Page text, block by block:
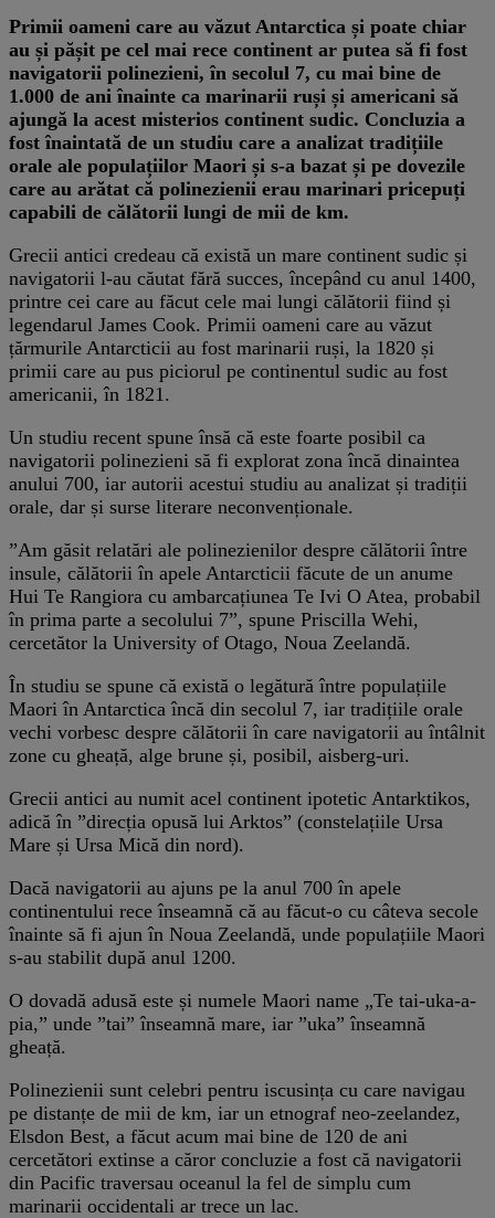
​Primii oameni care au văzut Antarctica și poate chiar
au și pășit pe cel mai rece continent ar putea să fi fost
navigatorii polinezieni, în secolul 7, cu mai bine de
1.000 de ani înainte ca marinarii ruși și americani să
ajungă la acest misterios continent sudic. Concluzia a
fost înaintată de un studiu care a analizat tradițiile
orale ale populațiilor Maori și s-a bazat și pe dovezile
care au arătat că polinezienii erau marinari pricepuți
capabili de călătorii lungi de mii de km.
Grecii antici credeau că există un mare continent sudic și
navigatorii l-au căutat fără succes, începând cu anul 1400,
printre cei care au făcut cele mai lungi călătorii fiind și
legendarul James Cook. Primii oameni care au văzut
țărmurile Antarcticii au fost marinarii ruși, la 1820 și
primii care au pus piciorul pe continentul sudic au fost
americanii, în 1821.
Un studiu recent spune însă că este foarte posibil ca
navigatorii polinezieni să fi explorat zona încă dinaintea
anului 700, iar autorii acestui studiu au analizat și tradiții
orale, dar și surse literare neconvenționale.
”Am găsit relatări ale polinezienilor despre călătorii între
insule, călătorii în apele Antarcticii făcute de un anume
Hui Te Rangiora cu ambarcațiunea Te Ivi O Atea, probabil
în prima parte a secolului 7”, spune Priscilla Wehi,
cercetător la University of Otago, Noua Zeelandă.
În studiu se spune că există o legătură între populațiile
Maori în Antarctica încă din secolul 7, iar tradițiile orale
vechi vorbesc despre călătorii în care navigatorii au întâlnit
zone cu gheață, alge brune și, posibil, aisberg-uri.
Grecii antici au numit acel continent ipotetic Antarktikos,
adică în ”direcția opusă lui Arktos” (constelațiile Ursa
Mare și Ursa Mică din nord).
Dacă navigatorii au ajuns pe la anul 700 în apele
continentului rece înseamnă că au făcut-o cu câteva secole
înainte să fi ajun în Noua Zeelandă, unde populațiile Maori
s-au stabilit după anul 1200.
O dovadă adusă este și numele Maori name „Te tai-uka-a-
pia,” unde ”tai” înseamnă mare, iar ”uka” înseamnă
gheață.
Polinezienii sunt celebri pentru iscusința cu care navigau
pe distanțe de mii de km, iar un etnograf neo-zeelandez,
Elsdon Best, a făcut acum mai bine de 120 de ani
cercetători extinse a căror concluzie a fost că navigatorii
din Pacific traversau oceanul la fel de simplu cum
marinarii occidentali ar trece un lac.